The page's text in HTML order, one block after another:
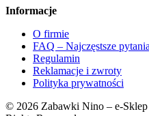
Informacje
O firmie
FAQ – Najczęstsze pytania
Regulamin
Reklamacje i zwroty
Polityka prywatności
© 2026 Zabawki Nino – e-